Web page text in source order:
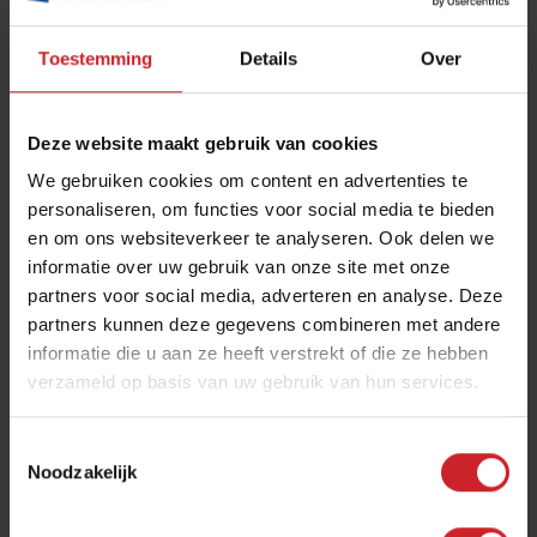
Toestemming Details Over
Deze website maakt gebruik van cookies
We gebruiken cookies om content en advertenties te
personaliseren, om functies voor social media te bieden
en om ons websiteverkeer te analyseren. Ook delen we
informatie over uw gebruik van onze site met onze
partners voor social media, adverteren en analyse. Deze
partners kunnen deze gegevens combineren met andere
informatie die u aan ze heeft verstrekt of die ze hebben
verzameld op basis van uw gebruik van hun services.
Noodzakelijk